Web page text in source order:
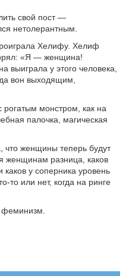
свой пост —
нетолерантным.
Хелифу. Хелиф
«Я — женщина!
у этого человека,
вон выходящим,
рогатым монстром, как на
палочка, магическая
что женщины теперь будут
женщинам разница, каков
у соперника уровень
то или нет, когда на ринге